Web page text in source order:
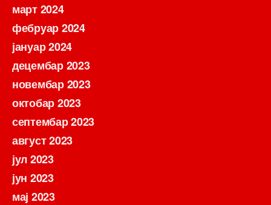
март 2024
фебруар 2024
јануар 2024
децембар 2023
новембар 2023
октобар 2023
септембар 2023
август 2023
јул 2023
јун 2023
мај 2023